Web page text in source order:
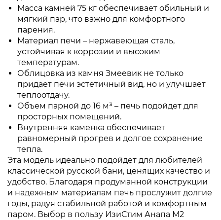
Масса камней 75 кг обеспечивает обильный и
мягкий пар, что важно для комфортного
парения.
Материал печи – нержавеющая сталь,
устойчивая к коррозии и высоким
температурам.
Облицовка из камня Змеевик не только
придает печи эстетичный вид, но и улучшает
теплоотдачу.
Объем парной до 16 м³ – печь подойдет для
просторных помещений.
Внутренняя каменка обеспечивает
равномерный прогрев и долгое сохранение
тепла.
Эта модель идеально подойдет для любителей
классической русской бани, ценящих качество и
удобство. Благодаря продуманной конструкции
и надежным материалам печь прослужит долгие
годы, радуя стабильной работой и комфортным
паром. Выбор в пользу ИзиСтим Анапа М2